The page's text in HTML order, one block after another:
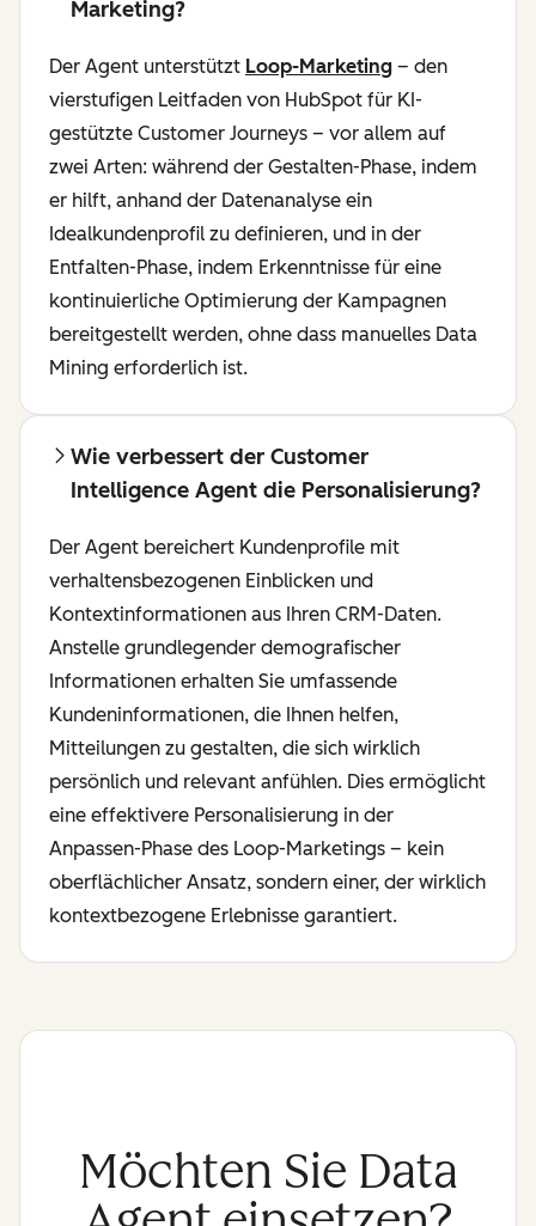
Marketing?
Der Agent unterstützt Loop-Marketing – den
vierstufigen Leitfaden von HubSpot für KI-
gestützte Customer Journeys – vor allem auf
zwei Arten: während der Gestalten-Phase, indem
er hilft, anhand der Datenanalyse ein
Idealkundenprofil zu definieren, und in der
Entfalten-Phase, indem Erkenntnisse für eine
kontinuierliche Optimierung der Kampagnen
bereitgestellt werden, ohne dass manuelles Data
Mining erforderlich ist.
Wie verbessert der Customer
Intelligence Agent die Personalisierung?
Der Agent bereichert Kundenprofile mit
verhaltensbezogenen Einblicken und
Kontextinformationen aus Ihren CRM-Daten.
Anstelle grundlegender demografischer
Informationen erhalten Sie umfassende
Kundeninformationen, die Ihnen helfen,
Mitteilungen zu gestalten, die sich wirklich
persönlich und relevant anfühlen. Dies ermöglicht
eine effektivere Personalisierung in der
Anpassen-Phase des Loop-Marketings – kein
oberflächlicher Ansatz, sondern einer, der wirklich
kontextbezogene Erlebnisse garantiert.
Möchten Sie Data